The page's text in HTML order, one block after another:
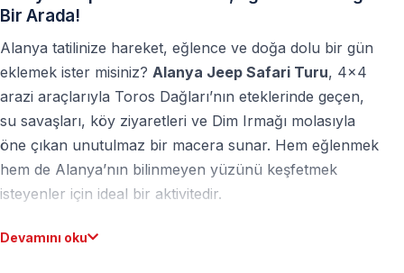
Bir Arada!
Alanya tatilinize hareket, eğlence ve doğa dolu bir gün
eklemek ister misiniz? Alanya Jeep Safari Turu, 4x4
arazi araçlarıyla Toros Dağları’nın eteklerinde geçen,
su savaşları, köy ziyaretleri ve Dim Irmağı molasıyla
öne çıkan unutulmaz bir macera sunar. Hem eğlenmek
hem de Alanya’nın bilinmeyen yüzünü keşfetmek
isteyenler için ideal bir aktivitedir.
Devamını oku